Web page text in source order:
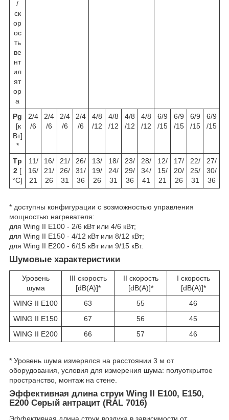
/
ск
ор
ос
ть
ве
нт
ил
ят
ор
а
Pg
[к
Вт]
*
2/4
/6
2/4
/6
2/4
/6
2/4
/6
4/8
/12
4/8
/12
4/8
/12
4/8
/12
6/9
/15
6/9
/15
6/9
/15
6/9
/15
Tp
2 [
°C]
11/
16/
21
16/
21/
26
21/
26/
31
26/
31/
36
13/
19/
26
18/
24/
31
23/
29/
36
28/
34/
41
12/
15/
21
17/
20/
26
22/
25/
31
27/
30/
36
* доступны конфигурации с возможностью управления
мощностью нагревателя:
для Wing II E100 - 2/6 кВт или 4/6 кВт;
для Wing II E150 - 4/12 кВт или 8/12 кВт;
для Wing II E200 - 6/15 кВт или 9/15 кВт.
Шумовые характеристики
Уровень
шума
III скорость
[dB(A)]*
II скорость
[dB(A)]*
I скорость
[dB(A)]*
WING II E100
63 55
46
WING II E150
67 56
45
WING II E200
66 57 46
* Уровень шума измерялся на расстоянии 3 м от
оборудования, условия для измерения шума: полуоткрытое
пространство, монтаж на стене.
Эффективная длина струи Wing II E100, E150,
E200 Серый антрацит (RAL 7016)